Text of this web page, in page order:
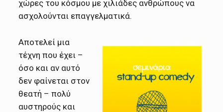
χώρες του κόσμου με χιλιάδες ανθρώπους να
ασχολούνται επαγγελματικά.
Αποτελεί μια
τέχνη που έχει –
όσο και αν αυτό
δεν φαίνεται στον
θεατή – πολύ
αυστηρούς και